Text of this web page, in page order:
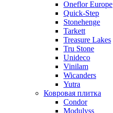
Oneflor Europe
Quick-Step
Stonehenge
Tarkett
Treasure Lakes
Tru Stone
Unideco
Vinilam
Wicanders
Yutra
Ковровая плитка
Condor
Modulyss